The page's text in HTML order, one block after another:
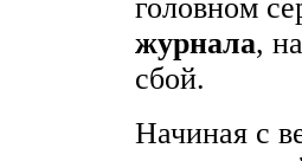
головном
журнала,
сбой.
Начиная с